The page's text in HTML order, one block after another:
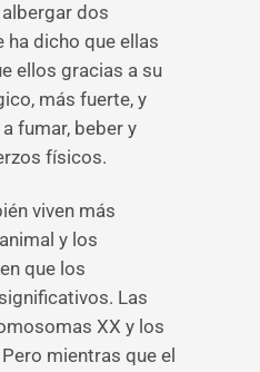
dos
ha dicho que ellas
ellos gracias a su
más fuerte, y
fumar, beber y
físicos.
viven más
y los
que los
Las
XX y los
mientras que el